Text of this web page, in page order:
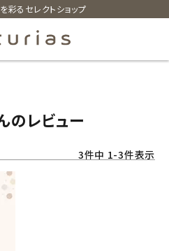
彩るセレクトショップ
のレビュー
3件中 1-3件表示